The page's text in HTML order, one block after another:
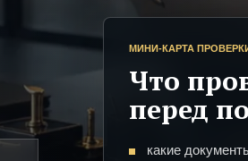
МИНИ-КАРТА
Что
перед
какие